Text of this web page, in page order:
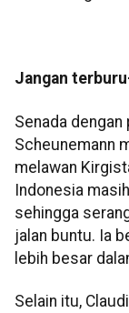
Jangan
Senada dengan
Scheunemann
melawan
Indonesia
sehingga
jalan buntu. Ia
lebih besar
Selain itu,